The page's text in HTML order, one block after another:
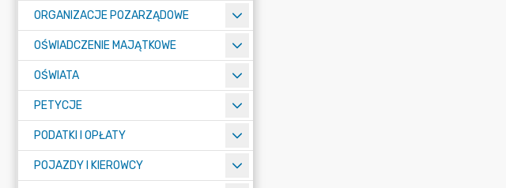
ORGANIZACJE POZARZĄDOWE
OŚWIADCZENIE MAJĄTKOWE
OŚWIATA
PETYCJE
PODATKI I OPŁATY
POJAZDY I KIEROWCY